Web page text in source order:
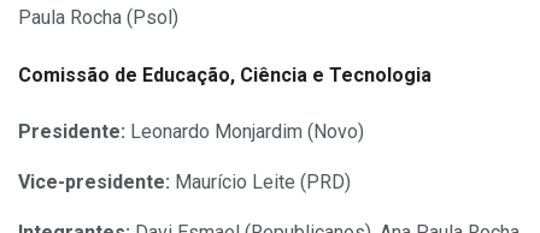
Paula Rocha (Psol)
Comissão de Educação, Ciência e Tecnologia
Presidente: Leonardo Monjardim (Novo)
Vice-presidente: Maurício Leite (PRD)